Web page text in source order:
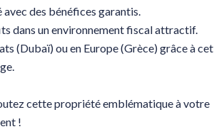
des bénéfices garantis.
dans un environnement fiscal attractif.
(Dubaï) ou en Europe (Grèce) grâce à cet
cette propriété emblématique à votre
!